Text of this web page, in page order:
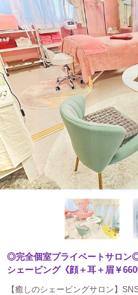
◎完全個室プライベートサロン
シェービング《顔＋耳＋眉￥
【癒しのシェービングサロン】